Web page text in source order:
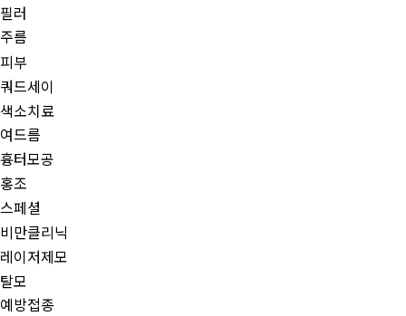
필러
주름
피부
쿼드세이
색소치료
여드름
흉터모공
홍조
스페셜
비만클리닉
레이저제모
탈모
예방접종